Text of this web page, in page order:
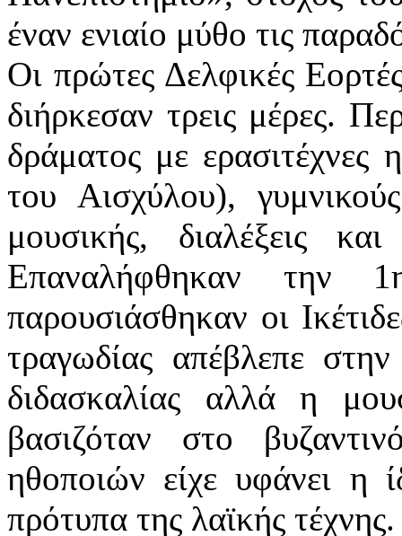
έναν ενιαίο μύθο τις
Οι πρώτες Δελφικές
διήρκεσαν τρεις μέρες.
δράματος με
του Αισχύλου),
μουσικής, διαλέξεις και
Επαναλήφθηκαν
παρουσιάσθηκαν οι
τραγωδίας απέβλεπε
διδασκαλίας αλλά η
βασιζόταν στο
ηθοποιών είχε υφάνει η
πρότυπα της λαϊκής τέχνης.